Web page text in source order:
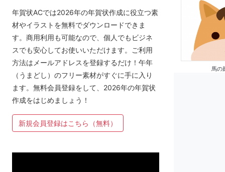
年賀状ACでは2026年の年賀状作成に役立つ素
材やイラストを無料でダウンロードできま
す。商用利用も可能なので、個人でもビジネ
スでも安心してお使いいただけます。ご利用
方法はメールアドレスを登録するだけ！午年
（うまどし）のフリー素材がすぐに手に入り
ます。無料会員登録をして、2026年の年賀状
作成をはじめましょう！
新規会員登録はこちら（無料）
馬の